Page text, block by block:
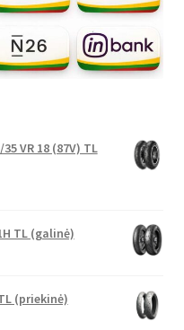
VR 18 (87V) TL
TL (galinė)
(priekinė)